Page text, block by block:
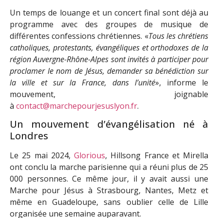
Un temps de louange et un concert final sont déjà au
programme avec des groupes de musique de
différentes confessions chrétiennes. «Tous les chrétiens
catholiques, protestants, évangéliques et orthodoxes de la
région Auvergne-Rhône-Alpes sont invités à participer pour
proclamer le nom de Jésus, demander sa bénédiction sur
la ville et sur la France, dans l’unité», informe le
mouvement, joignable
à contact@marchepourjesuslyon.fr.
Un mouvement d’évangélisation né à
Londres
Le 25 mai 2024, Glorious, Hillsong France et Mirella
ont conclu la marche parisienne qui a réuni plus de 25
000 personnes. Ce même jour, il y avait aussi une
Marche pour Jésus à Strasbourg, Nantes, Metz et
même en Guadeloupe, sans oublier celle de Lille
organisée une semaine auparavant.